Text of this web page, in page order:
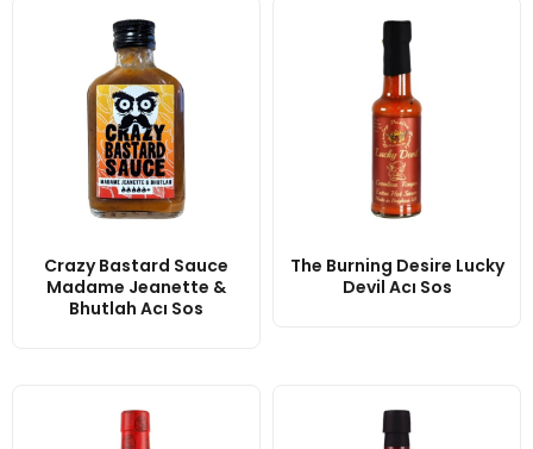
Crazy Bastard Sauce
Madame Jeanette &
Bhutlah Acı Sos
The Burning Desire Lucky
Devil Acı Sos